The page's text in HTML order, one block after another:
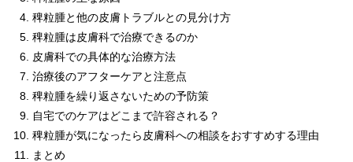
稗粒腫と他の皮膚トラブルとの見分け方
稗粒腫は皮膚科で治療できるのか
皮膚科での具体的な治療方法
治療後のアフターケアと注意点
稗粒腫を繰り返さないための予防策
自宅でのケアはどこまで許容される？
稗粒腫が気になったら皮膚科への相談をおすすめする理由
まとめ